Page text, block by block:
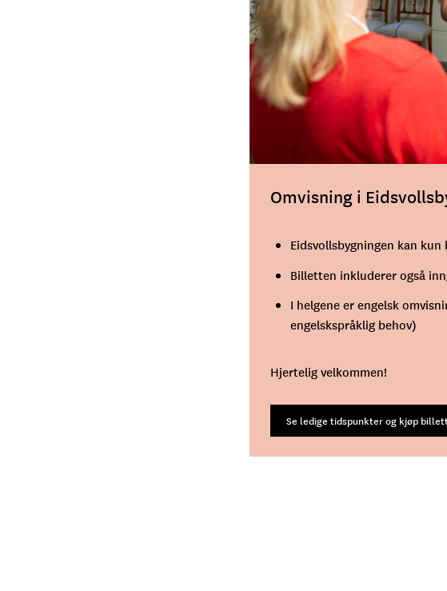
Omvisning i
Eidsvollsbygningen kan
Billetten inkluderer også
I helgene er engelsk
engelskspråklig behov)
Hjertelig velkommen!
Se ledige tidspunkter og kjøp